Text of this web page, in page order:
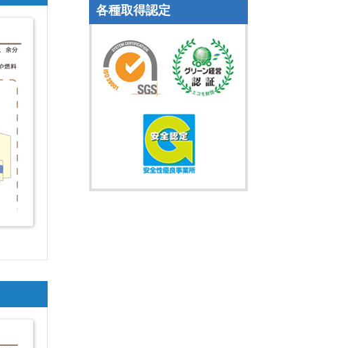
各種取得認定